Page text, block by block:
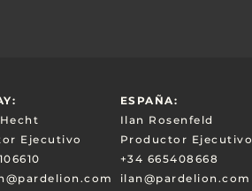
Ejecutivo
ESPAÑA:
Ilan Rosenfeld
Productor Ejecutivo
+34 665408668
ilan@pardelion.com